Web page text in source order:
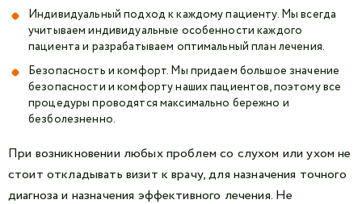
Индивидуальный подход к каждому пациенту. Мы всегда
учитываем индивидуальные особенности каждого
пациента и разрабатываем оптимальный план лечения.
Безопасность и комфорт. Мы придаем большое значение
безопасности и комфорту наших пациентов, поэтому все
процедуры проводятся максимально бережно и
безболезненно.
При возникновении любых проблем со слухом или ухом не
стоит откладывать визит к врачу, для назначения точного
диагноза и назначения эффективного лечения. Не